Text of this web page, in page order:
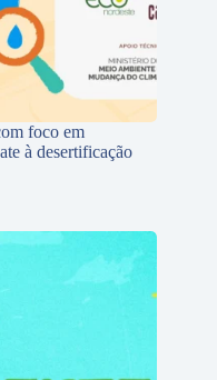
foco em
à desertificação